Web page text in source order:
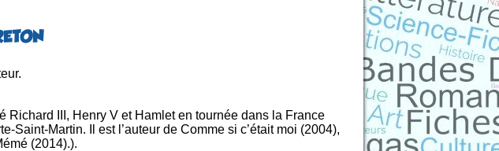
Richard III, Henry V et Hamlet en tournée dans la France
Saint-Martin. Il est l’auteur de Comme si c’était moi (2004),
(2014).).